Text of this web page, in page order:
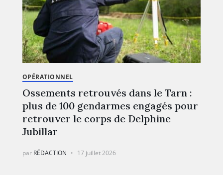
OPÉRATIONNEL
Ossements retrouvés dans le Tarn :
plus de 100 gendarmes engagés pour
retrouver le corps de Delphine
Jubillar
par RÉDACTION 17 juillet 2026